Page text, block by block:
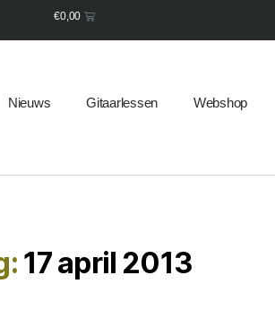
€0,00
Nieuws Gitaarlessen Webshop
17 april 2013